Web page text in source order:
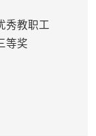
秀教职工
等奖